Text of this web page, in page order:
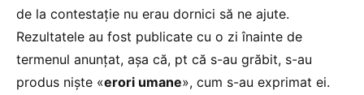
de la contestație nu erau dornici să ne ajute.
Rezultatele au fost publicate cu o zi înainte de
termenul anunțat, așa că, pt că s-au grăbit, s-au
produs niște «erori umane», cum s-au exprimat ei.